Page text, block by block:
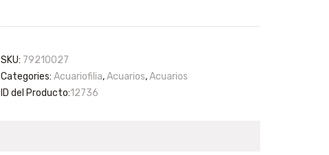
10
litros)
quantity
SKU: 79210027
Categories:Acuariofilia,Acuarios,Acuarios
ID del Producto:12736